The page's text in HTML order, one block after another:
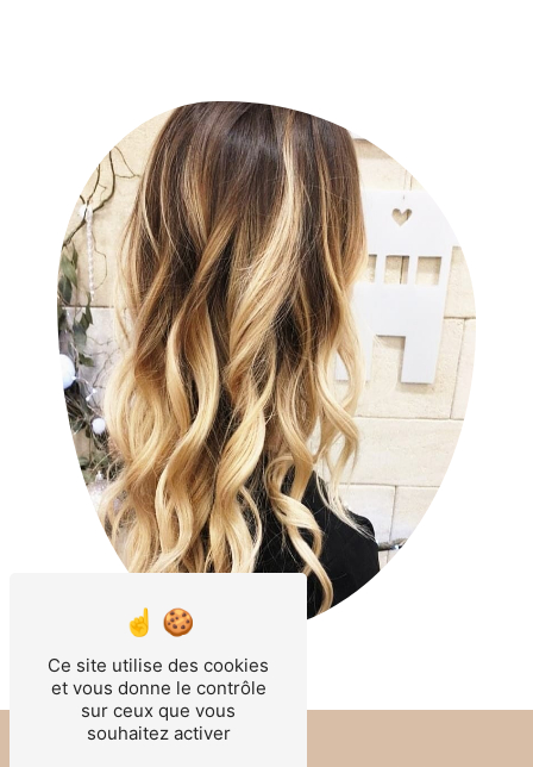
Ce site utilise des cookies
et vous donne le contrôle
sur ceux que vous
souhaitez activer